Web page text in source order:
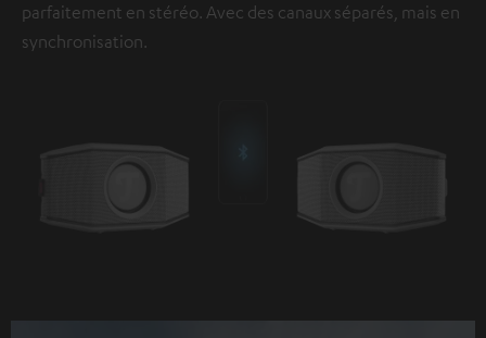
parfaitement en stéréo. Avec des canaux séparés, mais en
synchronisation.